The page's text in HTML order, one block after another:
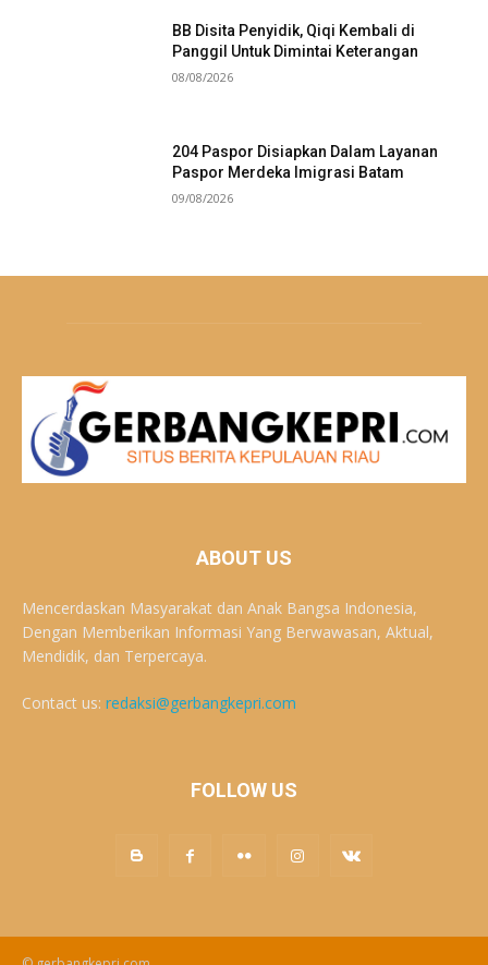
BB Disita Penyidik, Qiqi Kembali di
Panggil Untuk Dimintai Keterangan
08/08/2026
204 Paspor Disiapkan Dalam Layanan
Paspor Merdeka Imigrasi Batam
09/08/2026
ABOUT US
Mencerdaskan Masyarakat dan Anak Bangsa Indonesia,
Dengan Memberikan Informasi Yang Berwawasan, Aktual,
Mendidik, dan Terpercaya.
Contact us: redaksi@gerbangkepri.com
FOLLOW US